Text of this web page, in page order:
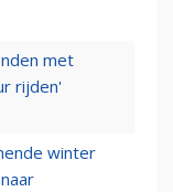
met
rijden'
winter